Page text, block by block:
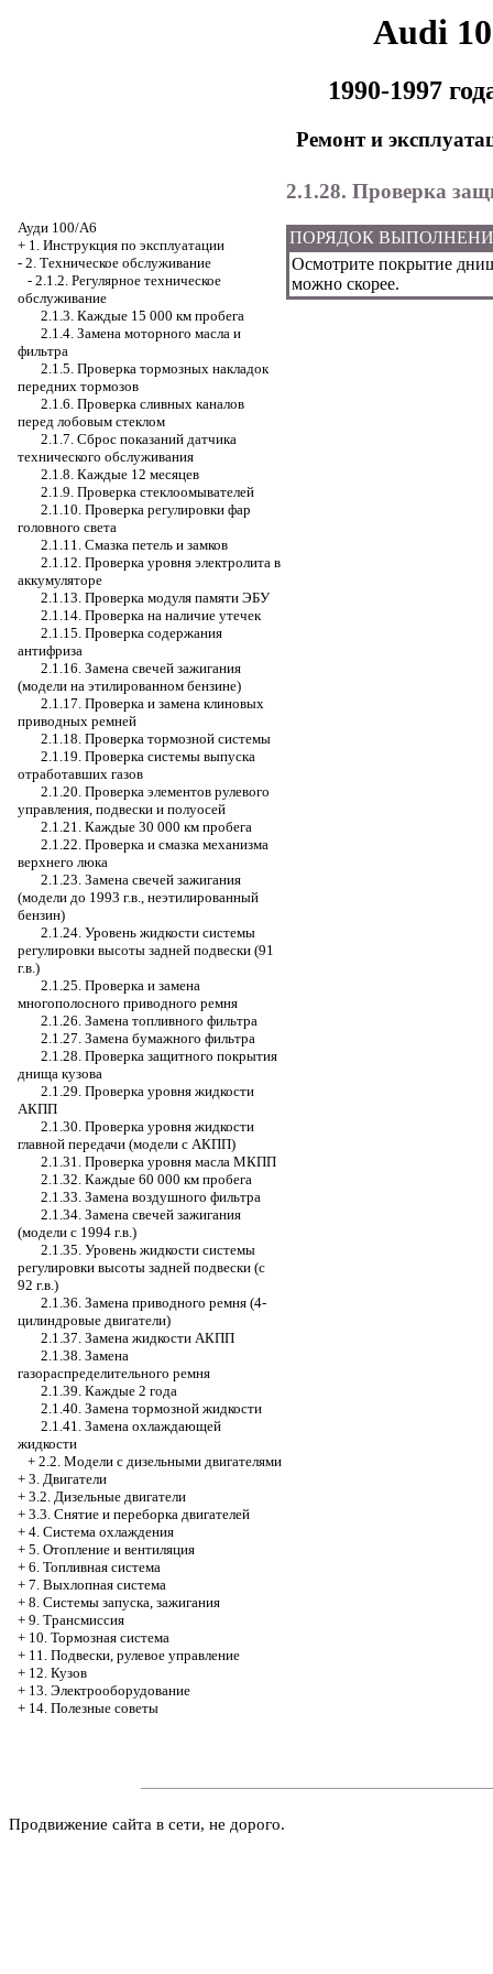
Audi
1990-1997
Ремонт и
Ауди 100/А6
+ 1. Инструкция по эксплуатации
- 2. Техническое обслуживание
- 2.1.2. Регулярное техническое
обслуживание
2.1.3. Каждые 15 000 км пробега
2.1.4. Замена моторного масла и
фильтра
2.1.5. Проверка тормозных накладок
передних тормозов
2.1.6. Проверка сливных каналов
перед лобовым стеклом
2.1.7. Сброс показаний датчика
технического обслуживания
2.1.8. Каждые 12 месяцев
2.1.9. Проверка стеклоомывателей
2.1.10. Проверка регулировки фар
головного света
2.1.11. Смазка петель и замков
2.1.12. Проверка уровня электролита в
аккумуляторе
2.1.13. Проверка модуля памяти ЭБУ
2.1.14. Проверка на наличие утечек
2.1.15. Проверка содержания
антифриза
2.1.16. Замена свечей зажигания
(модели на этилированном бензине)
2.1.17. Проверка и замена клиновых
приводных ремней
2.1.18. Проверка тормозной системы
2.1.19. Проверка системы выпуска
отработавших газов
2.1.20. Проверка элементов рулевого
управления, подвески и полуосей
2.1.21. Каждые 30 000 км пробега
2.1.22. Проверка и смазка механизма
верхнего люка
2.1.23. Замена свечей зажигания
(модели до 1993 г.в., неэтилированный
бензин)
2.1.24. Уровень жидкости системы
регулировки высоты задней подвески (91
г.в.)
2.1.25. Проверка и замена
многополосного приводного ремня
2.1.26. Замена топливного фильтра
2.1.27. Замена бумажного фильтра
2.1.28. Проверка защитного покрытия
днища кузова
2.1.29. Проверка уровня жидкости
АКПП
2.1.30. Проверка уровня жидкости
главной передачи (модели с АКПП)
2.1.31. Проверка уровня масла МКПП
2.1.32. Каждые 60 000 км пробега
2.1.33. Замена воздушного фильтра
2.1.34. Замена свечей зажигания
(модели с 1994 г.в.)
2.1.35. Уровень жидкости системы
регулировки высоты задней подвески (с
92 г.в.)
2.1.36. Замена приводного ремня (4-
цилиндровые двигатели)
2.1.37. Замена жидкости АКПП
2.1.38. Замена
газораспределительного ремня
2.1.39. Каждые 2 года
2.1.40. Замена тормозной жидкости
2.1.41. Замена охлаждающей
жидкости
+ 2.2. Модели с дизельными двигателями
+ 3. Двигатели
+ 3.2. Дизельные двигатели
+ 3.3. Снятие и переборка двигателей
+ 4. Система охлаждения
+ 5. Отопление и вентиляция
+ 6. Топливная система
+ 7. Выхлопная система
+ 8. Системы запуска, зажигания
+ 9. Трансмиссия
+ 10. Тормозная система
+ 11. Подвески, рулевое управление
+ 12. Кузов
+ 13. Электрооборудование
+ 14. Полезные советы
2.1.28. Проверка
ПОРЯДОК
Осмотрите покрытие
можно скорее.
Продвижение сайта в сети, не дорого.